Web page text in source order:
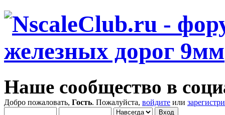
Наше сообщество в
Добро пожаловать, Гость. Пожалуйста, войдите или